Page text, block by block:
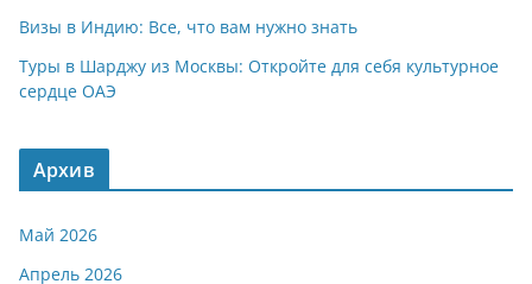
Визы в Индию: Все, что вам нужно знать
Туры в Шарджу из Москвы: Откройте для себя культурное
сердце ОАЭ
Архив
Май 2026
Апрель 2026